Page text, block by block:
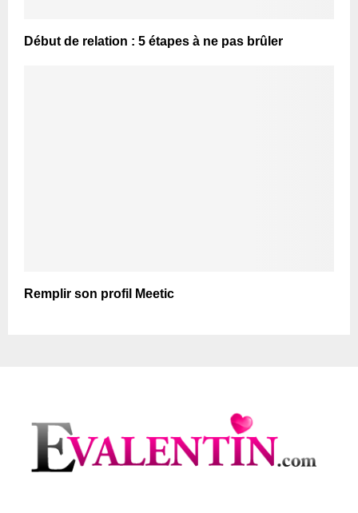
Début de relation : 5 étapes à ne pas brûler
Remplir son profil Meetic